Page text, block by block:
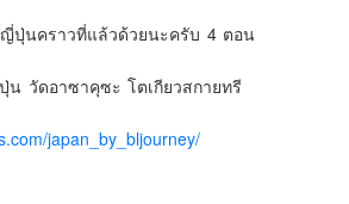
ปุ่นคราวที่แล้วด้วยนะครับ 4 ตอน
น วัดอาซาคุซะ โตเกียวสกายทรี
japan_by_bljourney/